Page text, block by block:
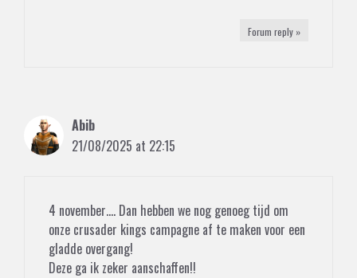
Forum reply »
Abib
21/08/2025 at 22:15
4 november…. Dan hebben we nog genoeg tijd om
onze crusader kings campagne af te maken voor een
gladde overgang!
Deze ga ik zeker aanschaffen!!